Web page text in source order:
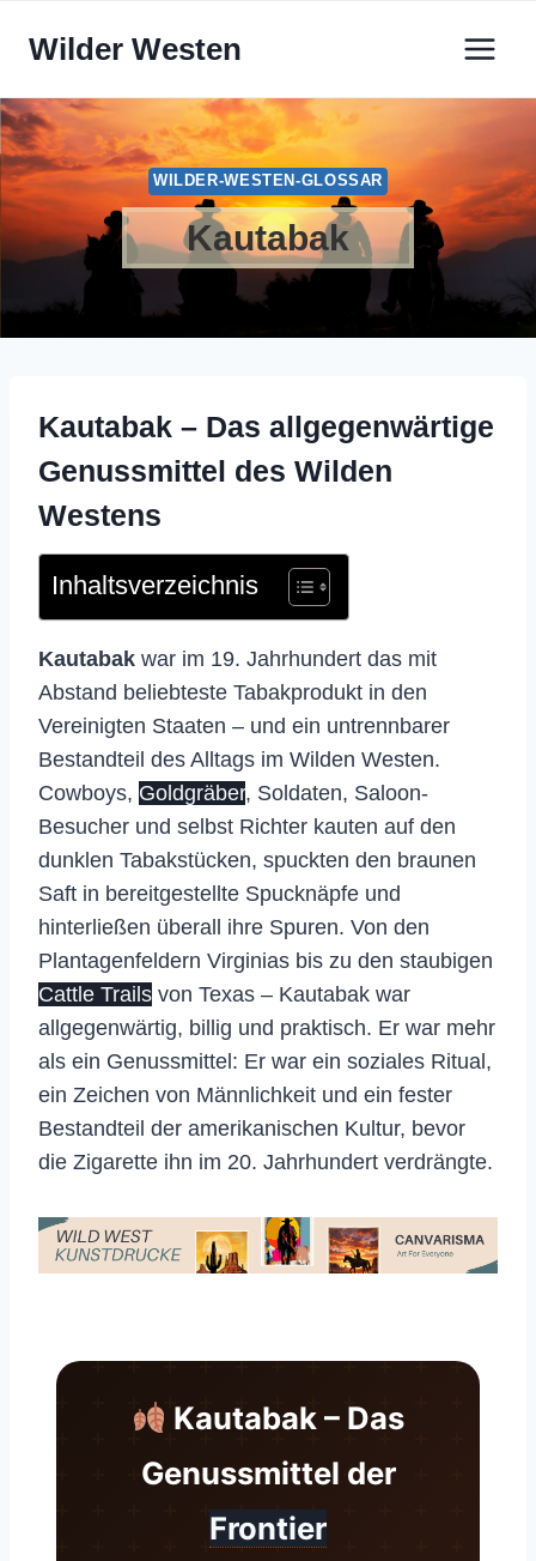
InhaltWilder Westen
WILDER-WESTEN-GLOSSAR
Kautabak
Kautabak – Das allgegenwärtige
Genussmittel des Wilden
Westens
Inhaltsverzeichnis
Kautabak war im 19. Jahrhundert das mit
Abstand beliebteste Tabakprodukt in den
Vereinigten Staaten – und ein untrennbarer
Bestandteil des Alltags im Wilden Westen.
Cowboys, Goldgräber, Soldaten, Saloon-
Besucher und selbst Richter kauten auf den
dunklen Tabakstücken, spuckten den braunen
Saft in bereitgestellte Spucknäpfe und
hinterließen überall ihre Spuren. Von den
Plantagenfeldern Virginias bis zu den staubigen
Cattle Trails von Texas – Kautabak war
allgegenwärtig, billig und praktisch. Er war mehr
als ein Genussmittel: Er war ein soziales Ritual,
ein Zeichen von Männlichkeit und ein fester
Bestandteil der amerikanischen Kultur, bevor
die Zigarette ihn im 20. Jahrhundert verdrängte.
Kautabak – Das
Genussmittel der
Frontier